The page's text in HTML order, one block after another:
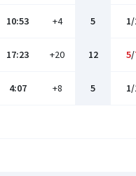
10:53 +4 5
17:23 +20 12 5/
4:07 +8 5